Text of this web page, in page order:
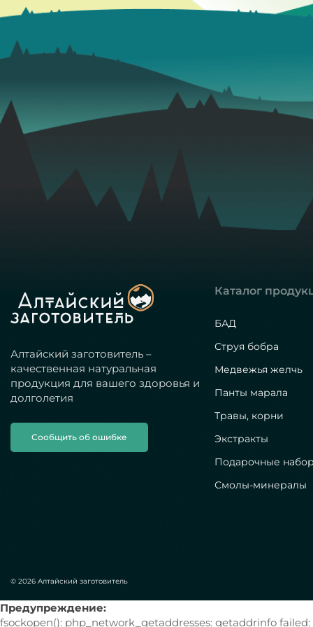
Алтайский заготовитель –
качественная натуральная
продукция для вашего здоровья и
долголетия
Сообщить об ошибке
Каталог
БАД
Струя бобра
Медвежья желчь
Панты марала
Травы, корни
Экстракты
Подарочные
Смолы-минералы
© 2026 Алтайский заготовитель
Предупреждение:
fsockopen(): php_network_getaddresses: getaddrinfo